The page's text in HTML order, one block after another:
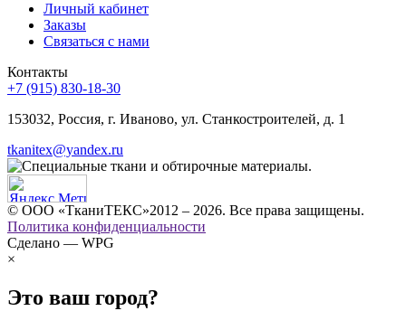
Личный кабинет
Заказы
Связаться с нами
Контакты
+7 (915) 830-18-30
153032, Россия, г. Иваново, ул. Станкостроителей, д. 1
tkanitex@yandex.ru
© ООО «ТканиТЕКС»2012 – 2026. Все права защищены.
Политика конфиденциальности
Сделано — WPG
×
Это ваш город?